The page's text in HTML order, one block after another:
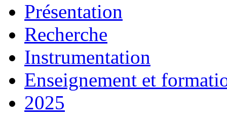
Présentation
Recherche
Instrumentation
Enseignement et
2025